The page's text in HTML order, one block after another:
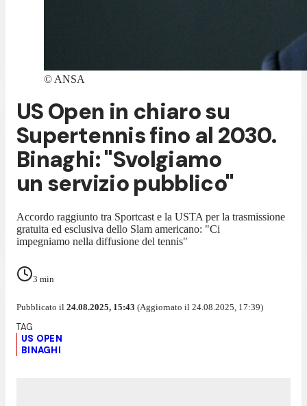
© ANSA
US Open in chiaro su
Supertennis fino al 2030.
Binaghi: "Svolgiamo
un servizio pubblico"
Accordo raggiunto tra Sportcast e la USTA per la trasmissione
gratuita ed esclusiva dello Slam americano: "Ci
impegniamo nella diffusione del tennis"
3 min
Pubblicato il 24.08.2025, 15:43 (Aggiornato il 24.08.2025, 17:39)
US OPEN
BINAGHI